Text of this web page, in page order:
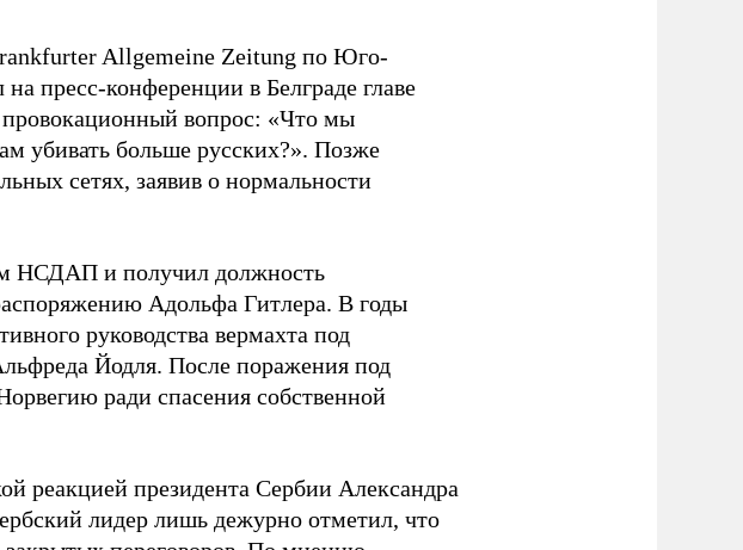
Allgemeine Zeitung по Юго-
пресс-конференции в Белграде главе
вопрос: «Что мы
убивать больше русских?». Позже
сетях, заявив о нормальности
НСДАП и получил должность
Адольфа Гитлера. В годы
руководства вермахта под
Йодля. После поражения под
ради спасения собственной
реакцией президента Сербии Александра
лидер лишь дежурно отметил, что